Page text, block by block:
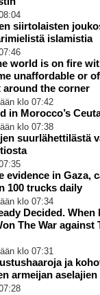
siirtolaisten
islamistia
world is on fire
unaffordable or
the corner
klo 07:42
in Morocco’s
klo 07:38
suurlähettilästä
evidence in Gaza,
100 trucks daily
klo 07:34
Decided. When
The War against
klo 07:31
ja
armeijan